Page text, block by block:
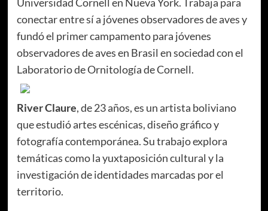
conectar entre sí a jóvenes observadores de aves y
fundó el primer campamento para jóvenes
observadores de aves en Brasil en sociedad con el
Laboratorio de Ornitología de Cornell.
River Claure, de 23 años, es un artista boliviano
que estudió artes escénicas, diseño gráfico y
fotografía contemporánea. Su trabajo explora
temáticas como la yuxtaposición cultural y la
investigación de identidades marcadas por el
territorio.